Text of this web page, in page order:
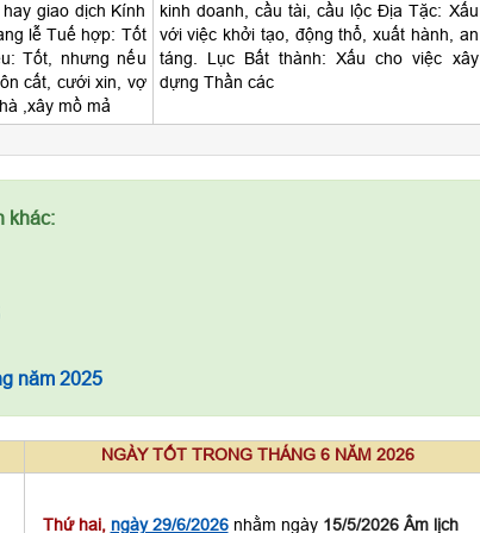
giao dịch Kính
lễ Tuế hợp: Tốt
Tốt, nhưng nếu
cất, cưới xin, vợ
,xây mồ mả
kinh doanh, cầu tài, cầu lộc Địa Tặc: Xấu
với việc khởi tạo, động thổ, xuất hành, an
táng. Lục Bất thành: Xấu cho việc xây
dựng Thần các
khác:
năm 2025
NGÀY TỐT TRONG THÁNG 6 NĂM 2026
Thứ hai, ngày 29/6/2026nhằm ngày 15/5/2026 Âm lịch